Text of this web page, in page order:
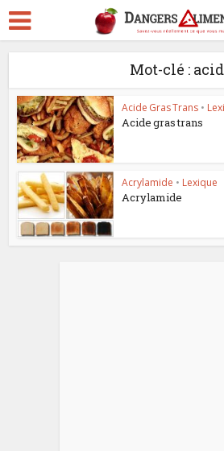
Mot-clé :
Acide Gras Trans •
Acide gras trans
Acrylamide • Lexique
Acrylamide